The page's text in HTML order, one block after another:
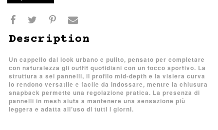
Description
Un cappello dal look urbano e pulito, pensato per completare
con naturalezza gli outfit quotidiani con un tocco sportivo. La
struttura a sei pannelli, il profilo mid-depth e la visiera curva
lo rendono versatile e facile da indossare, mentre la chiusura
snapback permette una regolazione pratica. La presenza di
pannelli in mesh aiuta a mantenere una sensazione più
leggera e adatta all’uso di tutti i giorni.